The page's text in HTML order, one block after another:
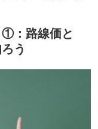
①：路線価と
う